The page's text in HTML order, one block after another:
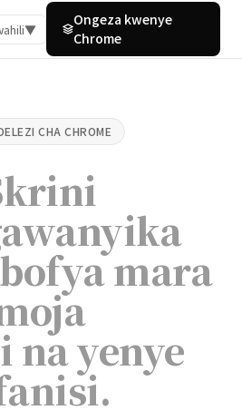
▼
Ongeza kwenye
Chrome
CHA CHROME
mara
na yenye
.